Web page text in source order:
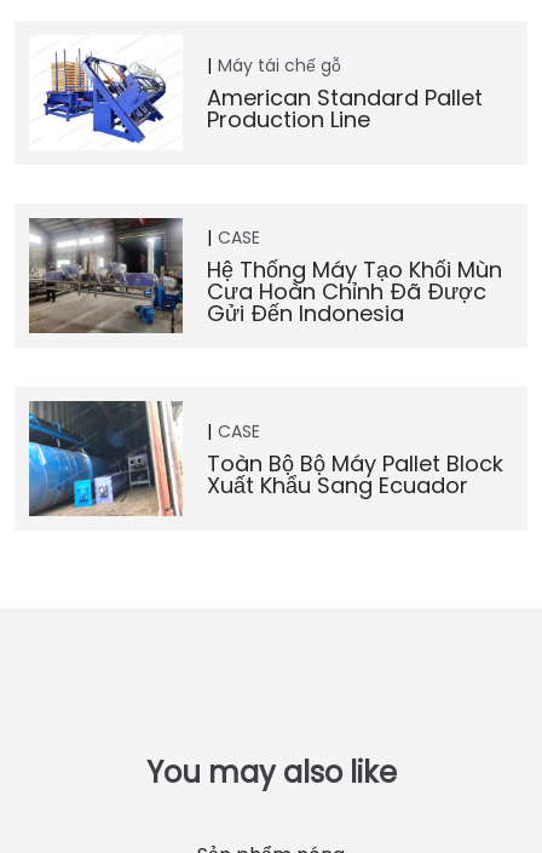
Máy tái chế gỗ
American Standard Pallet
Production Line
CASE
Hệ Thống Máy Tạo Khối Mùn
Cưa Hoàn Chỉnh Đã Được
Gửi Đến Indonesia
CASE
Toàn Bộ Bộ Máy Pallet Block
Xuất Khẩu Sang Ecuador